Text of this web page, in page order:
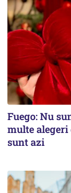
Fuego: Nu
multe alegeri
sunt azi